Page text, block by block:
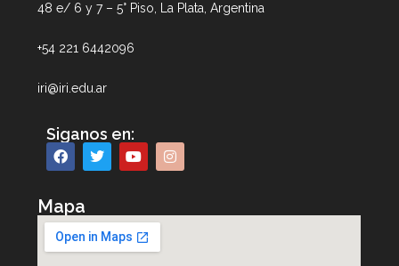
48 e/ 6 y 7 – 5° Piso, La Plata, Argentina
+54 221 6442096
iri@iri.edu.ar
Siganos en:
Mapa